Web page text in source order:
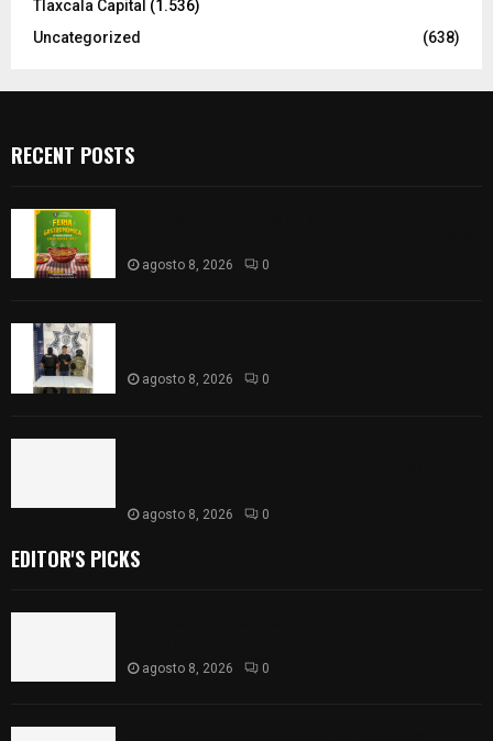
Tlaxcala Capital (1.536)
Uncategorized
(638)
RECENT POSTS
agosto 8, 2026 0
agosto 8, 2026 0
agosto 8, 2026 0
EDITOR'S PICKS
agosto 8, 2026 0